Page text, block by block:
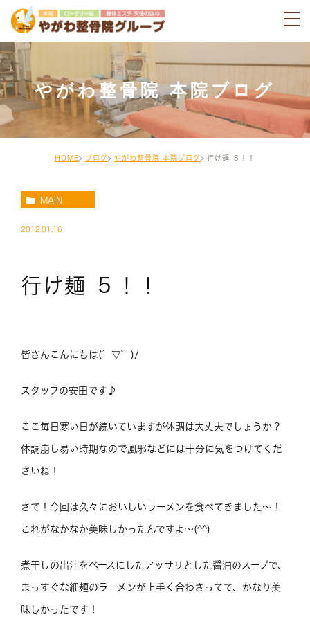
やがわ整骨院 本院ブログ
HOME ブログ やがわ整骨院 本院ブログ 行け麺 ５！！
MAIN
2012.01.16
行け麺 ５！！
皆さんこんにちは(゜▽゜)/
スタッフの安田です♪
ここ毎日寒い日が続いていますが体調は大丈夫でしょうか？
体調崩し易い時期なので風邪などには十分に気をつけてくだ
さいね！
さて！今回は久々においしいラーメンを食べてきました～！
これがなかなか美味しかったんですよ～(^^)
煮干しの出汁をベースにしたアッサリとした醤油のスープで、
まっすぐな細麺のラーメンが上手く合わさってて、かなり美
味しかったです！